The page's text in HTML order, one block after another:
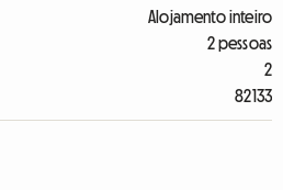
Alojamento inteiro
2 pessoas
2
82133